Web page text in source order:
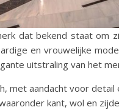
dat bekend staat om
en vrouwelijke
uitstraling van het
met aandacht voor detail
kant, wol en zijde